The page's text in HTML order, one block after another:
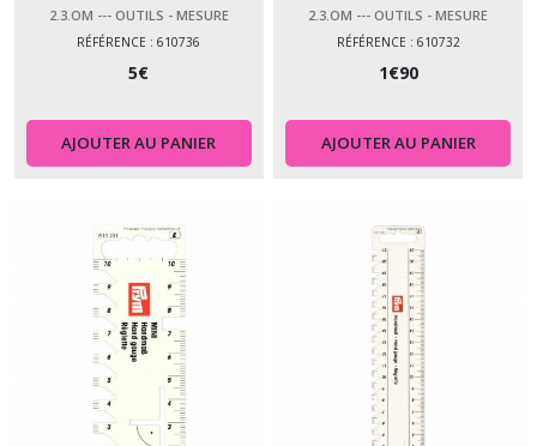
2.3.OM --- OUTILS - MESURE
RÉFÉRENCE : 610736
5€
AJOUTER AU PANIER
2.3.OM --- OUTILS - MESURE
RÉFÉRENCE : 610732
1€90
AJOUTER AU PANIER